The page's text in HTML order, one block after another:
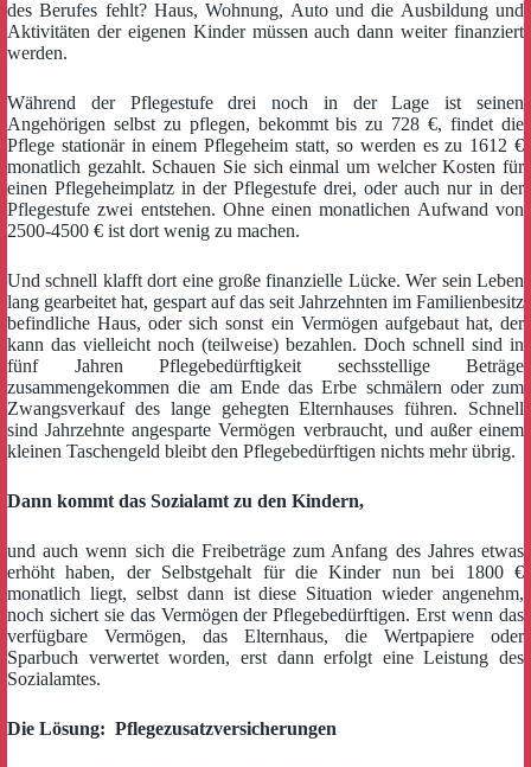
des Berufes fehlt? Haus, Wohnung, Auto und die Ausbildung und
Aktivitäten der eigenen Kinder müssen auch dann weiter finanziert
werden.
Während der Pflegestufe drei noch in der Lage ist seinen
Angehörigen selbst zu pflegen, bekommt bis zu 728 €, findet die
Pflege stationär in einem Pflegeheim statt, so werden es zu 1612 €
monatlich gezahlt. Schauen Sie sich einmal um welcher Kosten für
einen Pflegeheimplatz in der Pflegestufe drei, oder auch nur in der
Pflegestufe zwei entstehen. Ohne einen monatlichen Aufwand von
2500-4500 € ist dort wenig zu machen.
Und schnell klafft dort eine große finanzielle Lücke. Wer sein Leben
lang gearbeitet hat, gespart auf das seit Jahrzehnten im Familienbesitz
befindliche Haus, oder sich sonst ein Vermögen aufgebaut hat, der
kann das vielleicht noch (teilweise) bezahlen. Doch schnell sind in
fünf Jahren Pflegebedürftigkeit sechsstellige Beträge
zusammengekommen die am Ende das Erbe schmälern oder zum
Zwangsverkauf des lange gehegten Elternhauses führen. Schnell
sind Jahrzehnte angesparte Vermögen verbraucht, und außer einem
kleinen Taschengeld bleibt den Pflegebedürftigen nichts mehr übrig.
Dann kommt das Sozialamt zu den Kindern,
und auch wenn sich die Freibeträge zum Anfang des Jahres etwas
erhöht haben, der Selbstgehalt für die Kinder nun bei 1800 €
monatlich liegt, selbst dann ist diese Situation wieder angenehm,
noch sichert sie das Vermögen der Pflegebedürftigen. Erst wenn das
verfügbare Vermögen, das Elternhaus, die Wertpapiere oder
Sparbuch verwertet worden, erst dann erfolgt eine Leistung des
Sozialamtes.
Die Lösung: Pflegezusatzversicherungen